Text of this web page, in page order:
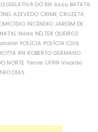
DO RN Assu BATATA
AZEVEDO CRIME CRUZETA
INCÊNDIO JARDIM DE
NATAL Nilda NÉLTER QUEIROZ
POLÍCIA POLÍCIA CIVIL
RN ROBERTO GERMANO
NORTE Temer UFRN Vivaldo
DIAS